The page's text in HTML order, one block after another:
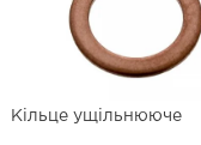
Кільце ущільнююче